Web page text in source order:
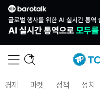
경제 마켓 정책 정치
Solana (SOL)